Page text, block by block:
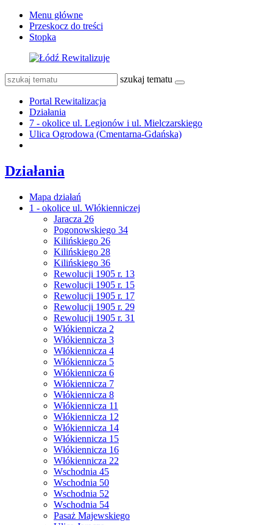
Menu główne
Przeskocz do treści
Stopka
szukaj tematu
Portal Rewitalizacja
Działania
7 - okolice ul. Legionów i ul. Mielczarskiego
Ulica Ogrodowa (Cmentarna-Gdańska)
Działania
Mapa działań
1 - okolice ul. Włókienniczej
Jaracza 26
Pogonowskiego 34
Kilińskiego 26
Kilińskiego 28
Kilińskiego 36
Rewolucji 1905 r. 13
Rewolucji 1905 r. 15
Rewolucji 1905 r. 17
Rewolucji 1905 r. 29
Rewolucji 1905 r. 31
Włókiennicza 2
Włókiennicza 3
Włókiennicza 4
Włókiennicza 5
Włókiennicza 6
Włókiennicza 7
Włókiennicza 8
Włókiennicza 11
Włókiennicza 12
Włókiennicza 14
Włókiennicza 15
Włókiennicza 16
Włókiennicza 22
Wschodnia 45
Wschodnia 50
Wschodnia 52
Wschodnia 54
Pasaż Majewskiego